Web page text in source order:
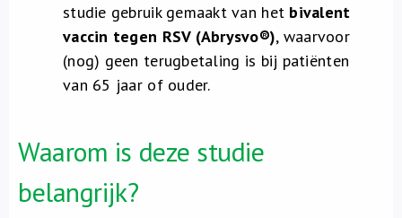
studie gebruik gemaakt van het bivalent
vaccin tegen RSV (Abrysvo®), waarvoor
(nog) geen terugbetaling is bij patiënten
van 65 jaar of ouder.
Waarom is deze studie
belangrijk?